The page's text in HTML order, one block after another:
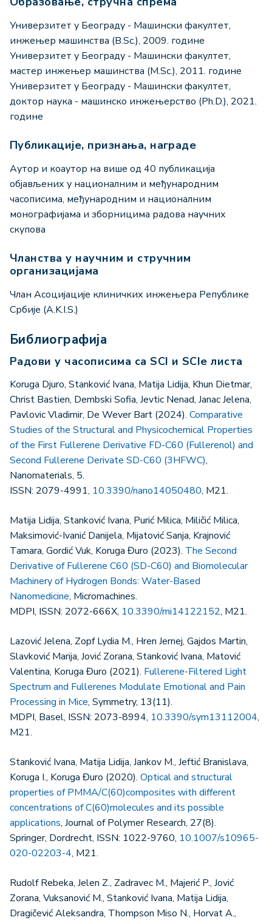
Универзитет у Београду - Машински факултет,
инжењер машинства (B.Sc.), 2009. године
Универзитет у Београду - Машински факултет,
мастер инжењер машинства (M.Sc.), 2011. године
Универзитет у Београду - Машински факултет,
доктор наука - машинско инжењерство (Ph.D.), 2021.
године
Публикације, признања, награде
Аутор и коаутор на више од 40 публикација
објављених у националним и међународним
часописима, међународним и националним
монографијама и зборницима радова научних
скупова
Чланства у научним и стручним
организацијама
Члан Aсоцијације клиничких инжењера Републике
Србије (A.K.I.S.)
Библиографија
Радови у часописима са SCI и SCIe листа
Koruga Djuro, Stanković Ivana, Matija Lidija, Khun Dietmar,
Christ Bastien, Dembski Sofia, Jevtic Nenad, Janac Jelena,
Pavlovic Vladimir, De Wever Bart (2024). Comparative
Studies of the Structural and Physicochemical Properties
of the First Fullerene Derivative FD-C60 (Fullerenol) and
Second Fullerene Derivate SD-C60 (3HFWC),
Nanomaterials, 5.
ISSN: 2079-4991, 10.3390/nano14050480, M21.
Matija Lidija, Stanković Ivana, Purić Milica, Miličić Milica,
Maksimović-Ivanić Danijela, Mijatović Sanja, Krajnović
Tamara, Gordić Vuk, Koruga Đuro (2023). The Second
Derivative of Fullerene C60 (SD-C60) and Biomolecular
Machinery of Hydrogen Bonds: Water-Based
Nanomedicine, Micromachines.
MDPI, ISSN: 2072-666X, 10.3390/mi14122152, M21.
Lazović Jelena, Zopf Lydia M., Hren Jernej, Gajdos Martin,
Slavković Marija, Jović Zorana, Stanković Ivana, Matović
Valentina, Koruga Đuro (2021). Fullerene-Filtered Light
Spectrum and Fullerenes Modulate Emotional and Pain
Processing in Mice, Symmetry, 13(11).
MDPI, Basel, ISSN: 2073-8994, 10.3390/sym13112004,
M21.
Stanković Ivana, Matija Lidija, Jankov M., Jeftić Branislava,
Koruga I., Koruga Đuro (2020). Optical and structural
properties of PMMA/C(60)composites with different
concentrations of C(60)molecules and its possible
applications, Journal of Polymer Research, 27(8).
Springer, Dordrecht, ISSN: 1022-9760, 10.1007/s10965-
020-02203-4, M21.
Rudolf Rebeka, Jelen Z., Zadravec M., Majerić P., Jović
Zorana, Vuksanović M., Stanković Ivana, Matija Lidija,
Dragičević Aleksandra, Thompson Miso N., Horvat A.,